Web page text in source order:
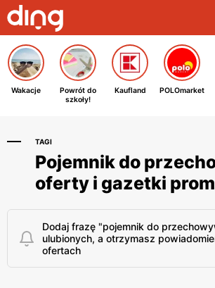
Wakacje
Powrót do
szkoły!
Kaufland POLOmarket
TAGI
Pojemnik do
oferty i gazetki
Dodaj frazę "pojemnik do
ulubionych, a otrzymasz
ofertach